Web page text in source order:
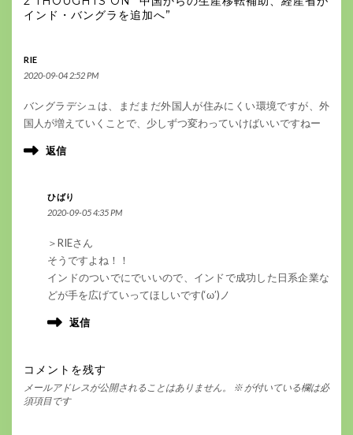
インド・バングラを追加へ”
RIE
2020-09-04 2:52 PM
バングラデシュは、まだまだ外国人が住みにくい環境ですが、外
国人が増えていくことで、少しずつ変わっていけばいいですねー
返信
ひばり
2020-09-05 4:35 PM
＞RIEさん
そうですよね！！
インドのついでにでいいので、インドで成功した日系企業な
どが手を広げていってほしいです(‘ω’)ノ
返信
コメントを残す
メールアドレスが公開されることはありません。 ※ が付いている欄は必
須項目です